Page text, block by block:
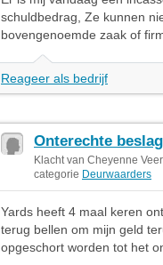
schuldbedrag, Ze kunnen
bovengenoemde zaak of
Reageer als bedrijf
Onterechte beslag
Klacht van Cheyenne
categorie Deurwaarders
Yards heeft 4 maal keren
terug bellen om mijn geld
opgeschort worden tot het